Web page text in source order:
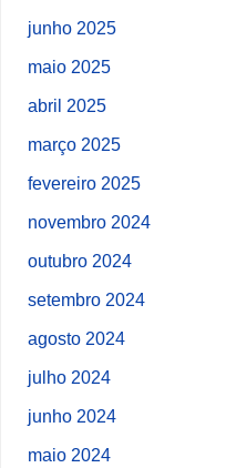
junho 2025
maio 2025
abril 2025
março 2025
fevereiro 2025
novembro 2024
outubro 2024
setembro 2024
agosto 2024
julho 2024
junho 2024
maio 2024